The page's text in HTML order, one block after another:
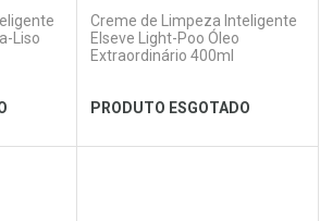
Ver Desconto Convênio
Liso
Creme de Limpeza Inteligente
Elseve Light-Poo Óleo
Extraordinário 400ml
PRODUTO ESGOTADO